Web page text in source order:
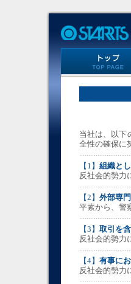
当社は、以下
全性の確保に
【1】 組織と
反社会的勢力
【2】 外部専
平素から、警
【3】 取引を
反社会的勢力
【4】 有事に
反社会的勢力